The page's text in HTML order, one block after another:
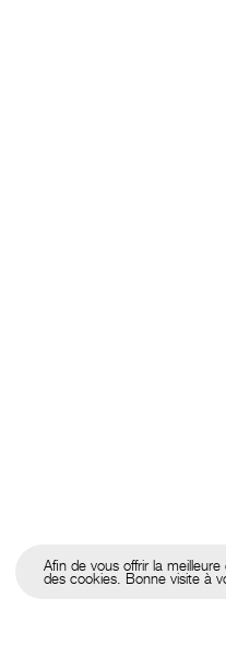
Afin de vous offrir la
des cookies. Bonne visite à